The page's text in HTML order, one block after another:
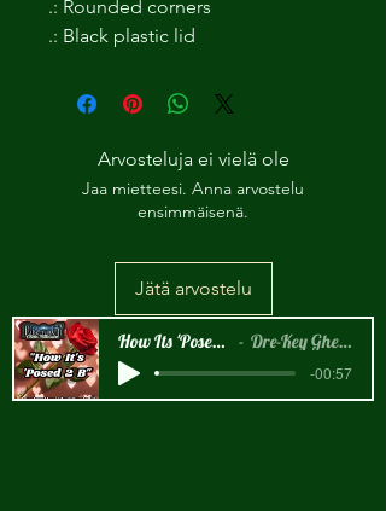
.: Rounded corners
.: Black plastic lid
Arvosteluja ei vielä ole
Jaa mietteesi. Anna arvostelu
ensimmäisenä.
Jätä arvostelu
How Its 'Posed 2 B Snippet Dre-Key Ghett Millionaire
-00:57